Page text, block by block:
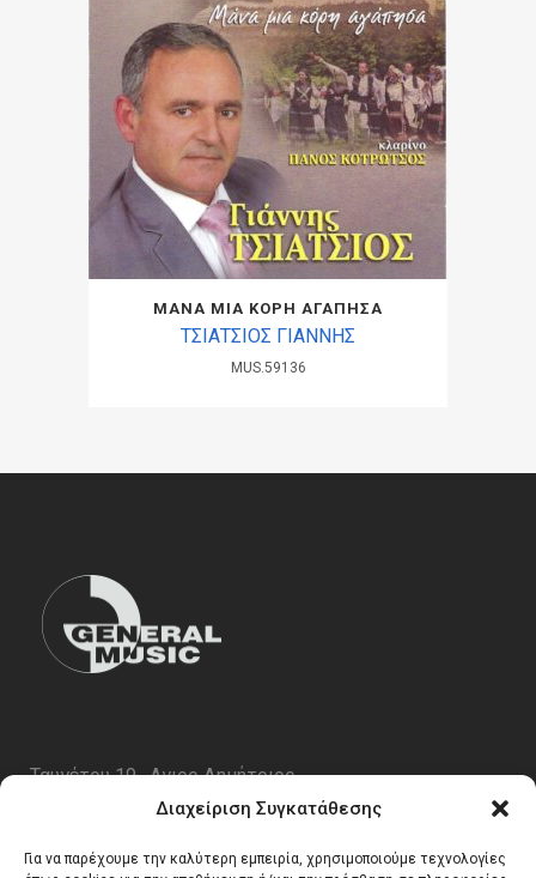
Διαχείριση Συγκατάθεσης
Για να παρέχουμε την καλύτερη εμπειρία, χρησιμοποιούμε τεχνολογίες
ΜΑΝΑ ΜΙΑ ΚΟΡΗ ΑΓΑΠΗΣΑ
ΤΣΙΑΤΣΙΟΣ ΓΙΑΝΝΗΣ
MUS.59136
Ταυγέτου 19 , Αγιος Δημήτριος
email:info@generalmusic.gr